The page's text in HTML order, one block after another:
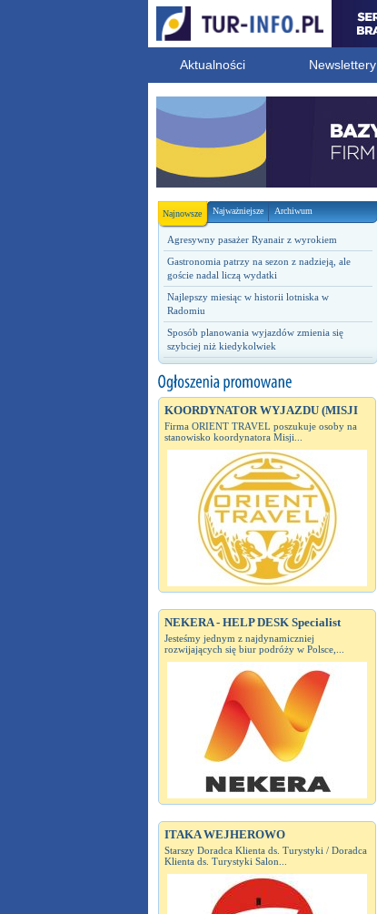
Aktualności Newslettery
Najnowsze Najważniejsze Archiwum
Agresywny pasażer Ryanair z wyrokiem
Gastronomia patrzy na sezon z nadzieją, ale
goście nadal liczą wydatki
Najlepszy miesiąc w historii lotniska w
Radomiu
Sposób planowania wyjazdów zmienia się
szybciej niż kiedykolwiek
KOORDYNATOR WYJAZDU (MISJI
Firma ORIENT TRAVEL poszukuje osoby na
stanowisko koordynatora Misji...
NEKERA - HELP DESK Specialist
Jesteśmy jednym z najdynamiczniej
rozwijających się biur podróży w Polsce,...
ITAKA WEJHEROWO
Starszy Doradca Klienta ds. Turystyki / Doradca
Klienta ds. Turystyki Salon...